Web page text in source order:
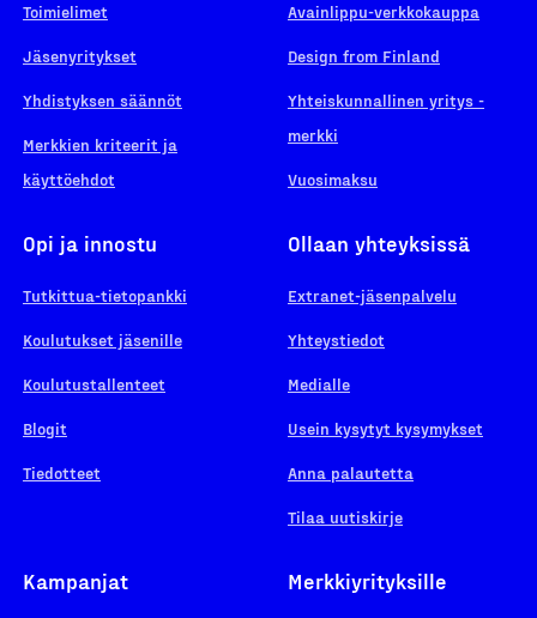
Toimielimet
Jäsenyritykset
Yhdistyksen säännöt
Merkkien kriteerit ja
käyttöehdot
Avainlippu-verkkokauppa
Design from Finland
Yhteiskunnallinen yritys -
merkki
Vuosimaksu
Opi ja innostu
Tutkittua-tietopankki
Koulutukset jäsenille
Koulutustallenteet
Blogit
Tiedotteet
Ollaan yhteyksissä
Extranet-jäsenpalvelu
Yhteystiedot
Medialle
Usein kysytyt kysymykset
Anna palautetta
Tilaa uutiskirje
Kampanjat Merkkiyrityksille